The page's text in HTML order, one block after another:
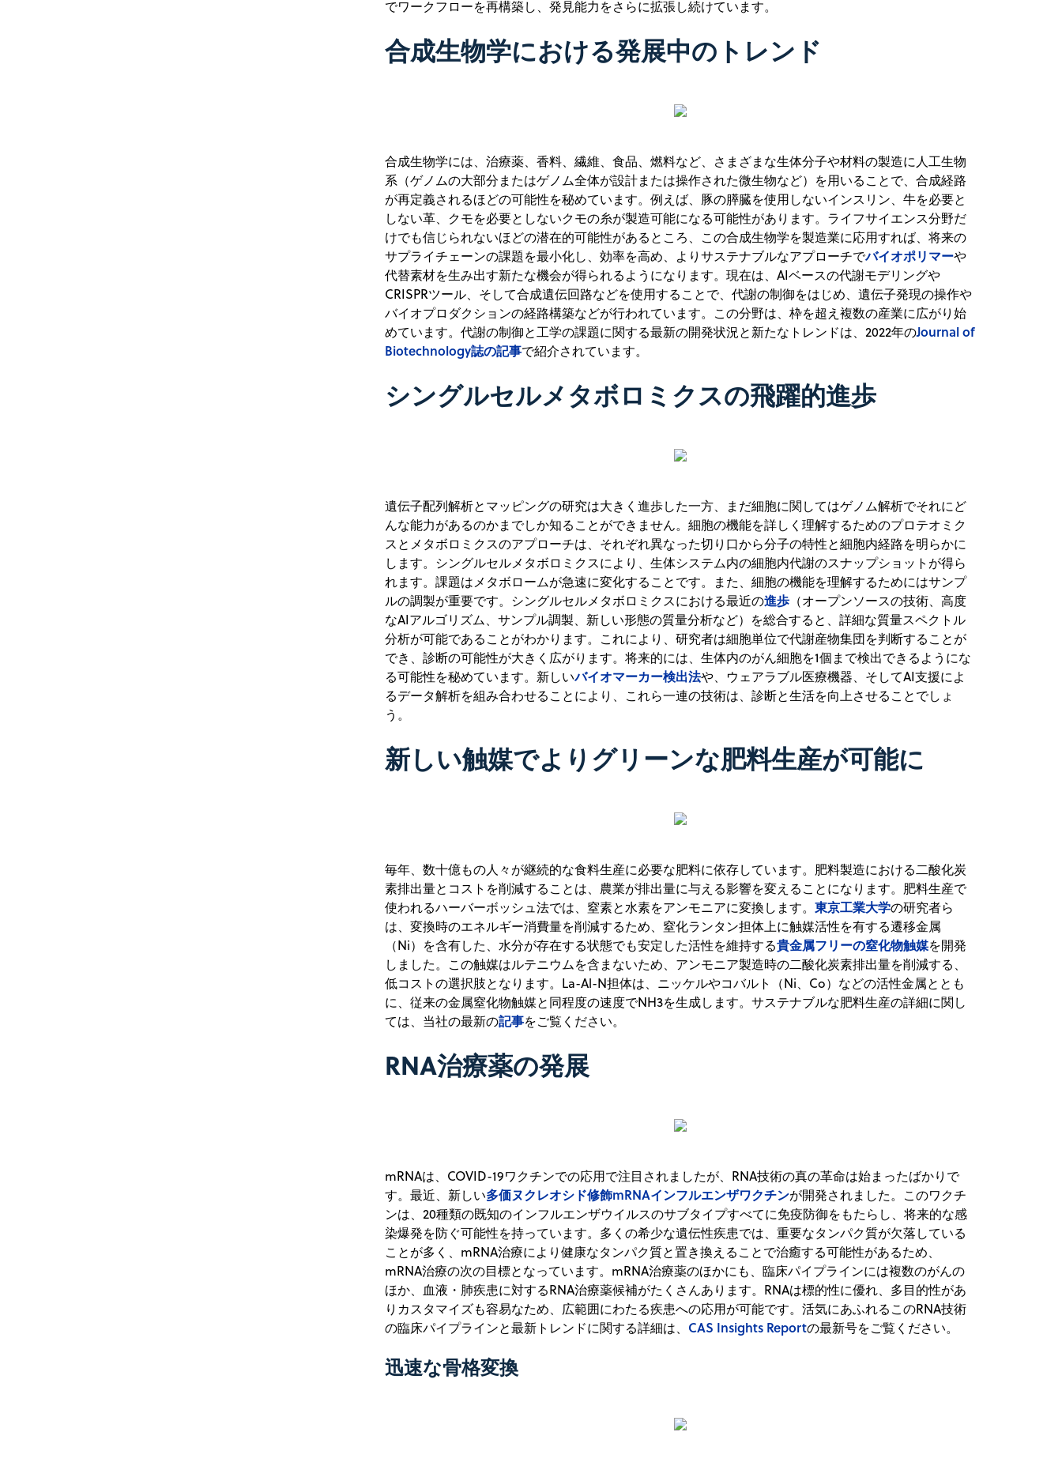
でワークフローを再構築し、発見能力をさらに拡張し続けています。
合成生物学における発展中のトレンド
合成生物学には、治療薬、香料、繊維、食品、燃料など、さまざまな生体分子や材料の製造に人工生物
系（ゲノムの大部分またはゲノム全体が設計または操作された微生物など）を用いることで、合成経路
が再定義されるほどの可能性を秘めています。例えば、豚の膵臓を使用しないインスリン、牛を必要と
しない革、クモを必要としないクモの糸が製造可能になる可能性があります。ライフサイエンス分野だ
けでも信じられないほどの潜在的可能性があるところ、この合成生物学を製造業に応用すれば、将来の
サプライチェーンの課題を最小化し、効率を高め、よりサステナブルなアプローチでバイオポリマーや
代替素材を生み出す新たな機会が得られるようになります。現在は、AIベースの代謝モデリングや
CRISPRツール、そして合成遺伝回路などを使用することで、代謝の制御をはじめ、遺伝子発現の操作や
バイオプロダクションの経路構築などが行われています。この分野は、枠を超え複数の産業に広がり始
めています。代謝の制御と工学の課題に関する最新の開発状況と新たなトレンドは、2022年のJournal of
Biotechnology誌の記事で紹介されています。
シングルセルメタボロミクスの飛躍的進歩
遺伝子配列解析とマッピングの研究は大きく進歩した一方、まだ細胞に関してはゲノム解析でそれにど
んな能力があるのかまでしか知ることができません。細胞の機能を詳しく理解するためのプロテオミク
スとメタボロミクスのアプローチは、それぞれ異なった切り口から分子の特性と細胞内経路を明らかに
します。シングルセルメタボロミクスにより、生体システム内の細胞内代謝のスナップショットが得ら
れます。課題はメタボロームが急速に変化することです。また、細胞の機能を理解するためにはサンプ
ルの調製が重要です。シングルセルメタボロミクスにおける最近の進歩 （オープンソースの技術、高度
なAIアルゴリズム、サンプル調製、新しい形態の質量分析など）を総合すると、詳細な質量スペクトル
分析が可能であることがわかります。これにより、研究者は細胞単位で代謝産物集団を判断することが
でき、診断の可能性が大きく広がります。将来的には、生体内のがん細胞を1個まで検出できるようにな
る可能性を秘めています。新しいバイオマーカー検出法や、ウェアラブル医療機器、そしてAI支援によ
るデータ解析を組み合わせることにより、これら一連の技術は、診断と生活を向上させることでしょ
う。
新しい触媒でよりグリーンな肥料生産が可能に
毎年、数十億もの人々が継続的な食料生産に必要な肥料に依存しています。肥料製造における二酸化炭
素排出量とコストを削減することは、農業が排出量に与える影響を変えることになります。肥料生産で
使われるハーバーボッシュ法では、窒素と水素をアンモニアに変換します。東京工業大学の研究者ら
は、変換時のエネルギー消費量を削減するため、窒化ランタン担体上に触媒活性を有する遷移金属
（Ni）を含有した、水分が存在する状態でも安定した活性を維持する貴金属フリーの窒化物触媒を開発
しました。この触媒はルテニウムを含まないため、アンモニア製造時の二酸化炭素排出量を削減する、
低コストの選択肢となります。La-Al-N担体は、ニッケルやコバルト（Ni、Co）などの活性金属ととも
に、従来の金属窒化物触媒と同程度の速度でNH3を生成します。サステナブルな肥料生産の詳細に関し
ては、当社の最新の記事をご覧ください。
RNA治療薬の発展
mRNAは、COVID-19ワクチンでの応用で注目されましたが、RNA技術の真の革命は始まったばかりで
す。最近、新しい多価ヌクレオシド修飾mRNAインフルエンザワクチンが開発されました。このワクチ
ンは、20種類の既知のインフルエンザウイルスのサブタイプすべてに免疫防御をもたらし、将来的な感
染爆発を防ぐ可能性を持っています。多くの希少な遺伝性疾患では、重要なタンパク質が欠落している
ことが多く、mRNA治療により健康なタンパク質と置き換えることで治癒する可能性があるため、
mRNA治療の次の目標となっています。mRNA治療薬のほかにも、臨床パイプラインには複数のがんの
ほか、血液・肺疾患に対するRNA治療薬候補がたくさんあります。RNAは標的性に優れ、多目的性があ
りカスタマイズも容易なため、広範囲にわたる疾患への応用が可能です。活気にあふれるこのRNA技術
の臨床パイプラインと最新トレンドに関する詳細は、 CAS Insights Reportの最新号をご覧ください。
迅速な骨格変換